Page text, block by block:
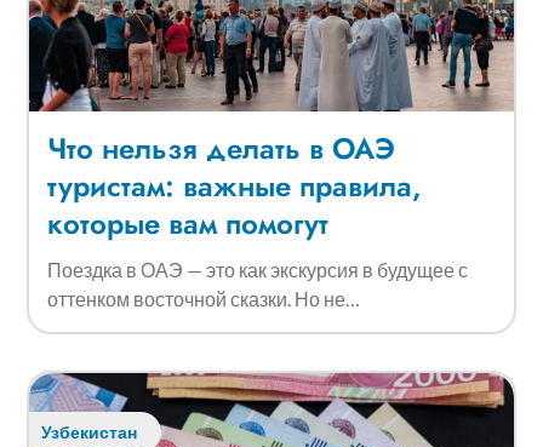
Что нельзя делать в ОАЭ
туристам: важные правила,
которые вам помогут
Поездка в ОАЭ — это как экскурсия в будущее с
оттенком восточной сказки. Но не…
Узбекистан